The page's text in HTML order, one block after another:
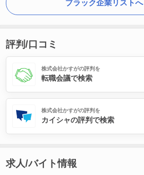
ブラック企業リストへ
評判/口コミ
株式会社かすがの評判を
転職会議で検索
株式会社かすがの評判を
カイシャの評判で検索
求人/バイト情報